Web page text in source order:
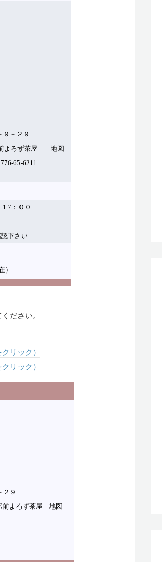
を
９－２９
前よろず茶屋 地図
65-6211
7：００
下さい
）
ださい。
リック）
リック）
２９
前よろず茶屋 地図